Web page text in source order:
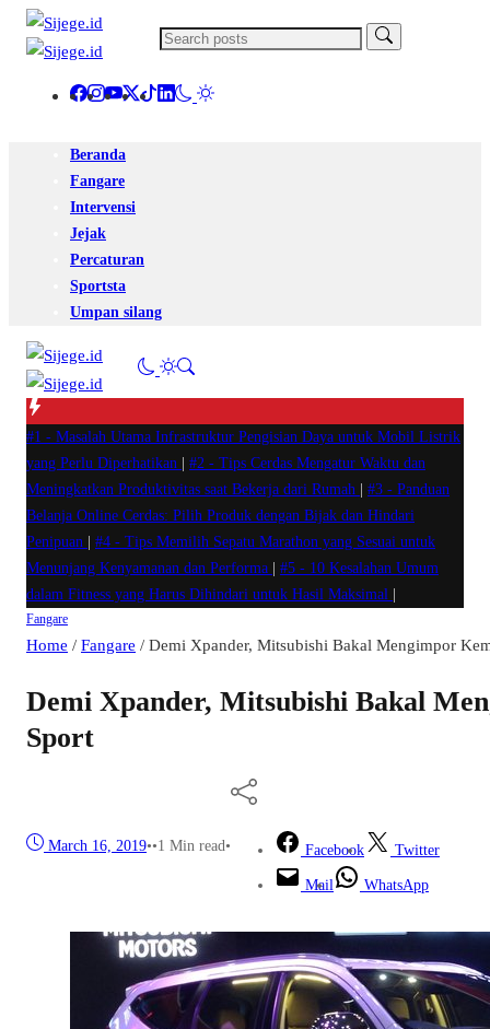
Beranda
Fangare
Intervensi
Jejak
Percaturan
Sportsta
Umpan silang
#1 - Masalah Utama Infrastruktur Pengisian Daya untuk Mobil Listrik
yang Perlu Diperhatikan
#2 - Tips Cerdas Mengatur Waktu dan
Meningkatkan Produktivitas saat Bekerja dari Rumah
#3 - Panduan
Belanja Online Cerdas: Pilih Produk dengan Bijak dan Hindari
Penipuan
#4 - Tips Memilih Sepatu Marathon yang Sesuai untuk
Menunjang Kenyamanan dan Performa
#5 - 10 Kesalahan Umum
dalam Fitness yang Harus Dihindari untuk Hasil Maksimal
Fangare
Home / Fangare / Demi Xpander, Mitsubishi Bakal Mengimpor
Demi Xpander, Mitsubishi Bakal
Sport
March 16, 2019••1 Min read• Facebook Twitter
Mail WhatsApp